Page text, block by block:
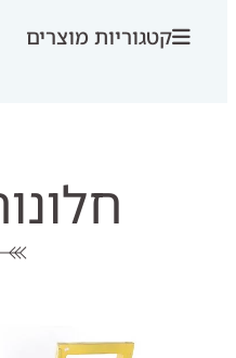
קטגוריות מוצרים